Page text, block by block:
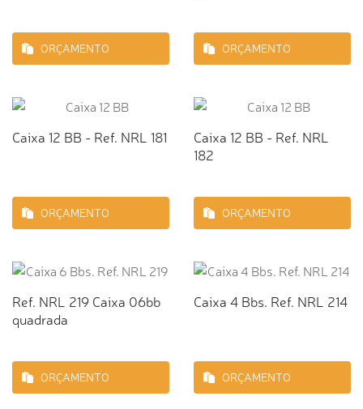
ORÇAMENTO ORÇAMENTO
Caixa 12 BB - Ref. NRL 181
ORÇAMENTO
Caixa 12 BB - Ref. NRL
182
ORÇAMENTO
Ref. NRL 219 Caixa 06bb
quadrada
ORÇAMENTO
Caixa 4 Bbs. Ref. NRL 214
ORÇAMENTO